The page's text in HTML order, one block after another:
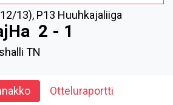
13), P13 Huuhkajaliiga
2 - 1
TN
Otteluraportti